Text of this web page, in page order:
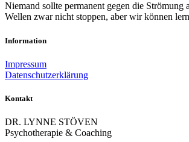
Niemand sollte permanent gegen die
Wellen zwar nicht stoppen, aber wir können
Information
Impressum
Datenschutzerklärung
Kontakt
DR. LYNNE STÖVEN
Psychotherapie & Coaching